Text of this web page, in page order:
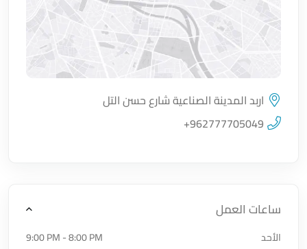
اضغط لتحميل الموقع
اربد المدينة الصناعية شارع حسن التل
+962777705049
ساعات العمل
الأحد
9:00 PM - 8:00 PM